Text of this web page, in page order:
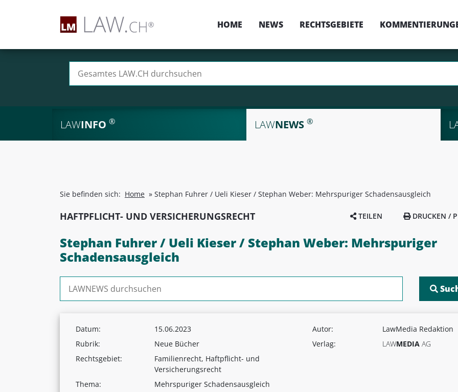
HOME NEWS RECHTSGEBIETE
LAWINFO ® LAWNEWS ®
Sie befinden sich: Home » Stephan Fuhrer / Ueli Kieser / Stephan Weber: Mehrspuriger Schadensausgleich
HAFTPFLICHT- UND VERSICHERUNGSRECHT TEILEN DRUCKEN /
Stephan Fuhrer / Ueli Kieser / Stephan Weber: Mehrspuriger
Schadensausgleich
Datum:
15.06.2023
Rubrik:
Neue Bücher
Rechtsgebiet:
Familienrecht, Haftpflicht- und
Versicherungsrecht
Thema:
Mehrspuriger Schadensausgleich
Autor:
LawMedia Redaktion
Verlag:
LAWMEDIA AG